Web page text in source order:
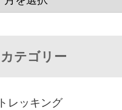
カテゴリー
トレッキング